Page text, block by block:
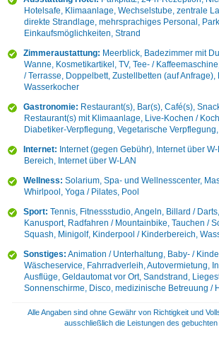
Hotelsafe, Klimaanlage, Wechselstube, zentrale
direkte Strandlage, mehrsprachiges Personal,
Einkaufsmöglichkeiten, Strand
Zimmeraustattung: Meerblick, Badezimmer mit
Wanne, Kosmetikartikel, TV, Tee- /
/ Terrasse, Doppelbett, Zustellbetten (auf Anfrage),
Wasserkocher
Gastronomie: Restaurant(s), Bar(s), Café(s),
Restaurant(s) mit Klimaanlage, Live-Kochen /
Diabetiker-Verpflegung, Vegetarische
Internet: Internet (gegen Gebühr), Internet über
Bereich, Internet über W-LAN
Wellness: Solarium, Spa- und Wellnesscenter,
Whirlpool, Yoga / Pilates, Pool
Sport: Tennis, Fitnessstudio, Angeln, Billard /
Kanusport, Radfahren / Mountainbike, Tauchen /
Squash, Minigolf, Kinderpool / Kinderbereich,
Sonstiges: Animation / Unterhaltung, Baby- /
Wäscheservice, Fahrradverleih, Autovermietung,
Ausflüge, Geldautomat vor Ort, Sandstrand,
Sonnenschirme, Disco, medizinische Betreuung /
Alle Angaben sind ohne Gewähr von Richtigkeit und
ausschließlich die Leistungen des gebuchten